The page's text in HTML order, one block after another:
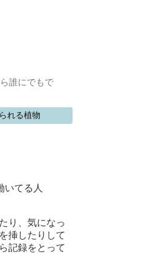
誰にでもで
れる植物
てる人
り、気になっ
挿したりして
記録をとって